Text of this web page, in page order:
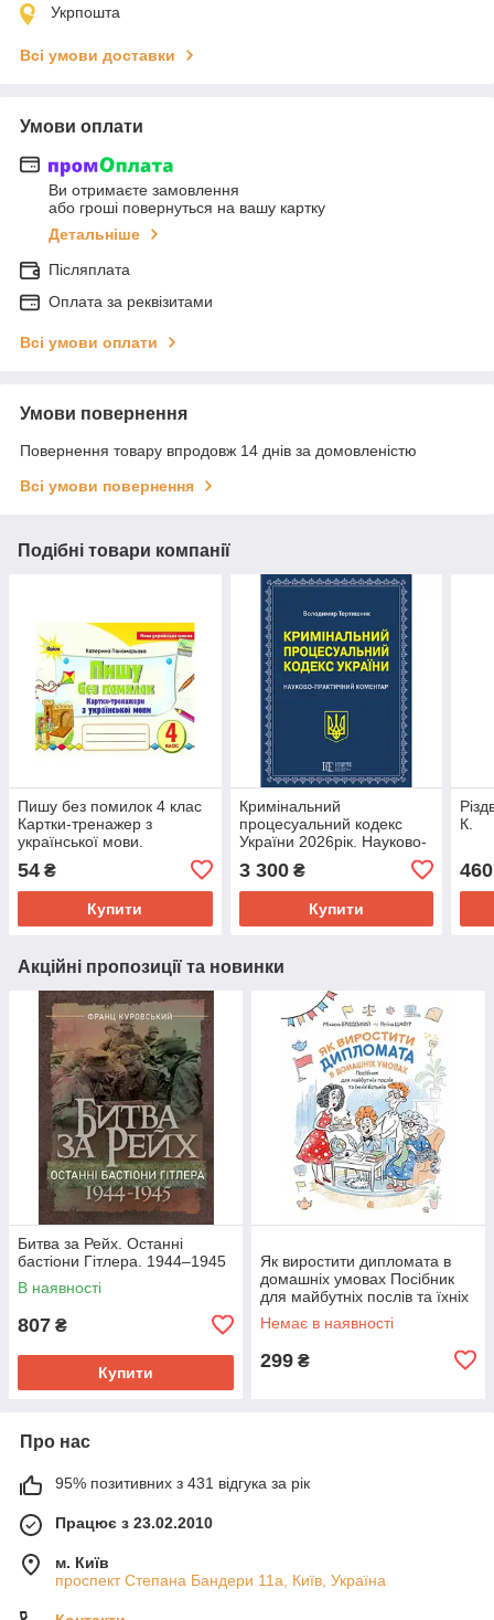
Укрпошта
Всі умови доставки
Умови оплати
Ви отримаєте замовлення
або гроші повернуться на вашу картку
Детальніше
Післяплата
Оплата за реквізитами
Всі умови оплати
Умови повернення
Повернення товару впродовж 14 днів за домовленістю
Всі умови повернення
Подібні товари компанії
Пишу без помилок 4 клас
Картки-тренажер з
української мови.
54 ₴
Купити
Кримінальний
процесуальний кодекс
України 2026рік. Науково-
Тертишник В.М.
3 300₴
Купити
К.
460
Акційні пропозиції та новинки
Битва за Рейх. Останні
бастіони Гітлера. 1944–1945
В наявності
807 ₴
Купити
Як виростити дипломата в
домашніх умовах Посібник
для майбутніх послів та їхніх
батьків
Немає в наявності
299 ₴
Про нас
95% позитивних з 431 відгука за рік
Працює з 23.02.2010
м. Київ
проспект Степана Бандери 11а, Київ, Україна